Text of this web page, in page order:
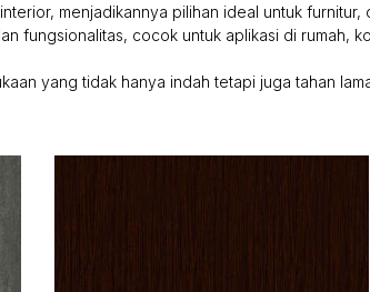
menjadikannya pilihan ideal untuk
fungsionalitas, cocok untuk aplikasi di rumah,
yang tidak hanya indah tetapi juga tahan